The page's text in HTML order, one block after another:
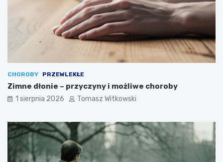
CHOROBY PRZEWLEKŁE
Zimne dłonie – przyczyny i możliwe choroby
1 sierpnia 2026 Tomasz Witkowski